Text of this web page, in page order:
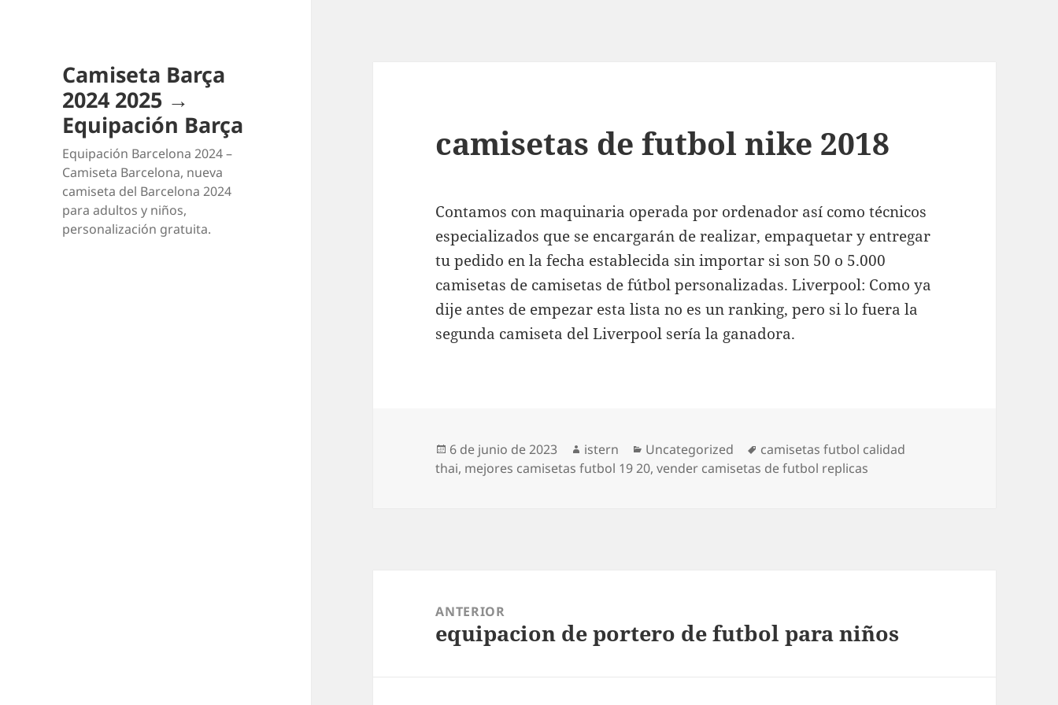
Camiseta Barça
2024 2025 →
Equipación Barça
Equipación Barcelona 2024 –
Camiseta Barcelona, nueva
camiseta del Barcelona 2024
para adultos y niños,
personalización gratuita.
camisetas de futbol nike 2018
Contamos con maquinaria operada por ordenador así como técnicos
especializados que se encargarán de realizar, empaquetar y entregar
tu pedido en la fecha establecida sin importar si son 50 o 5.000
camisetas de camisetas de fútbol personalizadas. Liverpool: Como ya
dije antes de empezar esta lista no es un ranking, pero si lo fuera la
segunda camiseta del Liverpool sería la ganadora.
Publicado
el
6 de junio de 2023 Autor
istern Categorías
Uncategorized Etiquetas
camisetas futbol calidad
thai, mejores camisetas futbol 19 20,vender camisetas de futbol replicas
entradas
ANTERIOR
Entrada
equipacion de portero de futbol para niños